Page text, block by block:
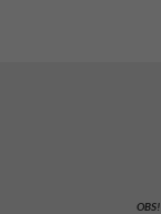
OBS!